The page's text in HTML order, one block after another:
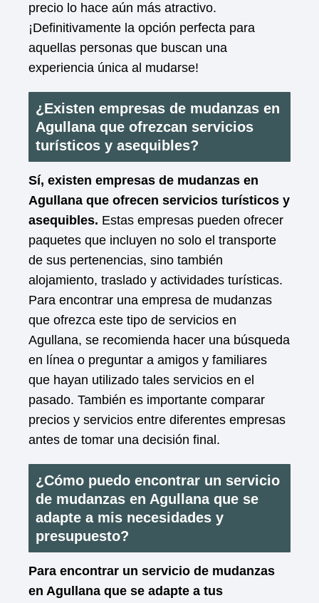
precio lo hace aún más atractivo.
¡Definitivamente la opción perfecta para
aquellas personas que buscan una
experiencia única al mudarse!
¿Existen empresas de mudanzas en
Agullana que ofrezcan servicios
turísticos y asequibles?
Sí, existen empresas de mudanzas en
Agullana que ofrecen servicios turísticos y
asequibles. Estas empresas pueden ofrecer
paquetes que incluyen no solo el transporte
de sus pertenencias, sino también
alojamiento, traslado y actividades turísticas.
Para encontrar una empresa de mudanzas
que ofrezca este tipo de servicios en
Agullana, se recomienda hacer una búsqueda
en línea o preguntar a amigos y familiares
que hayan utilizado tales servicios en el
pasado. También es importante comparar
precios y servicios entre diferentes empresas
antes de tomar una decisión final.
¿Cómo puedo encontrar un servicio
de mudanzas en Agullana que se
adapte a mis necesidades y
presupuesto?
Para encontrar un servicio de mudanzas
en Agullana que se adapte a tus